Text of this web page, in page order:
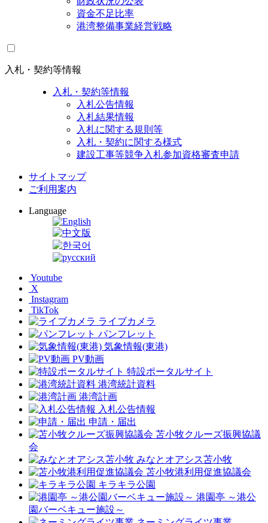
資金不足比率
港湾整備事業経営戦略
入札・契約等情報
入札・契約等情報
入札公告情報
入札結果情報
入札に関する規則等
入札・契約に関する様式
建設工事等競争入札参加資格審査申請
サイトマップ
ご利用案内
Language
Youtube
X
Instagram
TikTok
ライブカメラ
パンフレット
気象情報(東港)
PV動画
特設ポータルサイト
港湾統計資料
港湾計画
入札公告情報
申請・届出
苫小牧クルーズ振興協議
会
みなとオアシス苫小牧
苫小牧港利用促進協議会
キラキラ公園
港園亭 ～港公
園バーベキュー施設～